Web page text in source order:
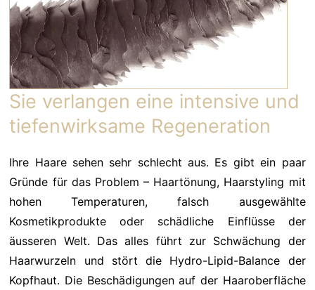
Sie verlangen eine intensive und
tiefenwirksame Regeneration
Ihre Haare sehen sehr schlecht aus. Es gibt ein paar
Gründe für das Problem – Haartönung, Haarstyling mit
hohen Temperaturen, falsch ausgewählte
Kosmetikprodukte oder schädliche Einflüsse der
äusseren Welt. Das alles führt zur Schwächung der
Haarwurzeln und stört die Hydro-Lipid-Balance der
Kopfhaut. Die Beschädigungen auf der Haaroberfläche